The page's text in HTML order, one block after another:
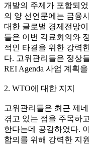
개발의 주제가 포함되
의 양 선언문에는 금융
대한 글로벌 경제전망
들은 이번 각료회의와
적인 타결을 위한 강력
다. 고위관리들은 정상
REI Agenda 사업 계획
2. WTO에 대한 지지
고위관리들은 최근 제
겪고 있는 점을 주목하
한다는데 공감하였다.
합의를 위해 강력한 지